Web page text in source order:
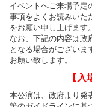
イベントへご来場予定
事項をよくお読みいた
をお願い申し上げます。
なお、下記の内容は政
となる場合がございま
お願い致します。
【
本公演は、政府より発